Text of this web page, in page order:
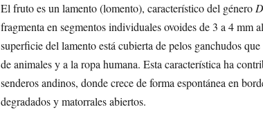
El fruto es un lamento (lomento), característico del género
fragmenta en segmentos individuales ovoides de 3 a 4 mm
superficie del lamento está cubierta de pelos ganchudos
de animales y a la ropa humana. Esta característica ha
senderos andinos, donde crece de forma espontánea en
degradados y matorrales abiertos.